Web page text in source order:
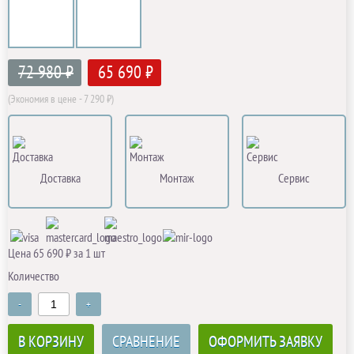
72 980 ₽ 65 690 ₽
(Экономия в цене - 7 290 ₽)
Доставка Монтаж Сервис
Цена 65 690 ₽ за 1 шт
Количество
- +
В КОРЗИНУ СРАВНЕНИЕ ОФОРМИТЬ ЗАЯВКУ